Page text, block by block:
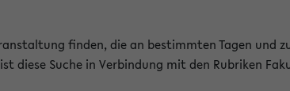
finden, die an bestimmten Tagen und
diese Suche in Verbindung mit den Rubriken